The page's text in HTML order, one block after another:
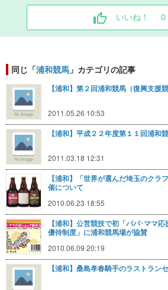
いいね！ 0
同じ「浦和競馬 」カテゴリの記事
【浦和】第２回浦和競馬（復興支援
2011.05.26 10:53
【浦和】平成２２年度第１１回浦和
2011.03.18 12:31
【浦和】「世界が選んだ埼玉のクラ
催について
2010.06.23 18:55
【浦和】公営競技で初「パパ･ママ
優待制度」に浦和競馬場が協賛
2010.06.09 20:19
【浦和】桑島孝春騎手のラストラン